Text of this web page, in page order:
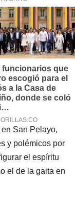
San Pelayo,
y polémicos por
el espíritu
el de la gaita en